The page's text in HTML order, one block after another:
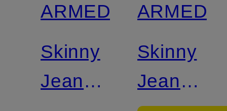
ARMEDANGELS
Skinny
Jeans
Zertifiziert
Skinny
Jeans